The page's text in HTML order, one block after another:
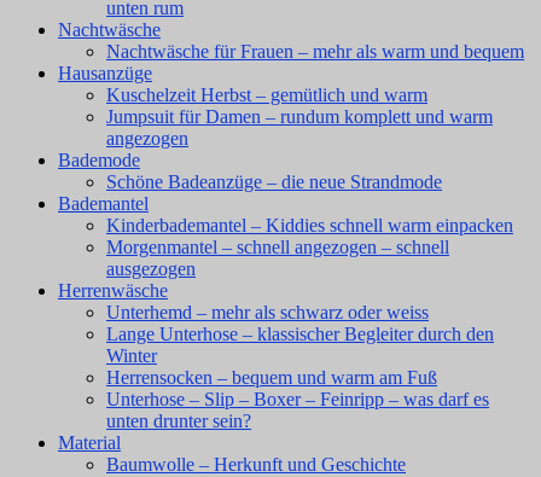
unten rum
Nachtwäsche
Nachtwäsche für Frauen – mehr als warm und bequem
Hausanzüge
Kuschelzeit Herbst – gemütlich und warm
Jumpsuit für Damen – rundum komplett und warm
angezogen
Bademode
Schöne Badeanzüge – die neue Strandmode
Bademantel
Kinderbademantel – Kiddies schnell warm einpacken
Morgenmantel – schnell angezogen – schnell
ausgezogen
Herrenwäsche
Unterhemd – mehr als schwarz oder weiss
Lange Unterhose – klassischer Begleiter durch den
Winter
Herrensocken – bequem und warm am Fuß
Unterhose – Slip – Boxer – Feinripp – was darf es
unten drunter sein?
Material
Baumwolle – Herkunft und Geschichte